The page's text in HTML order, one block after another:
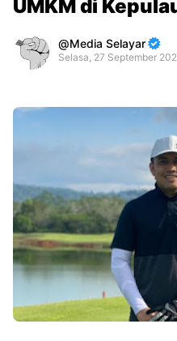
UMKM di
Media Selayar
Selasa, 27 September